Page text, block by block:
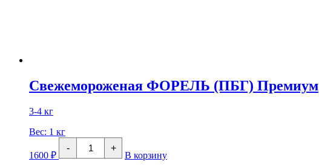
Свежемороженая ФОРЕЛЬ (ПБГ) Премиум
3-4 кг
Вес: 1 кг
1600 ₽
-
Количество
товара
Свежемороженая
+
В корзину